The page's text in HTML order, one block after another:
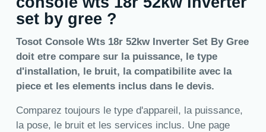
set by gree ?
Tosot Console Wts 18r 52kw Inverter Set By Gree
doit etre compare sur la puissance, le type
d'installation, le bruit, la compatibilite avec la
piece et les elements inclus dans le devis.
Comparez toujours le type d'appareil, la puissance,
la pose, le bruit et les services inclus. Une page